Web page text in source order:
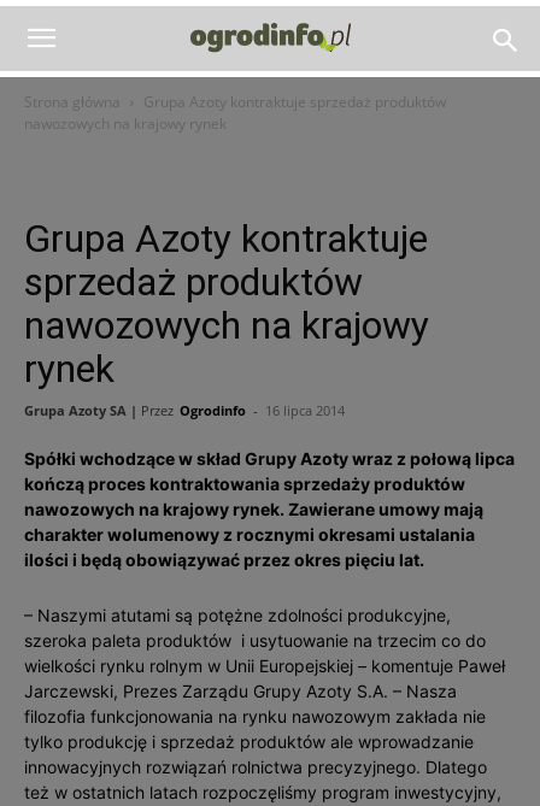
Strona główna
Grupa Azoty kontraktuje sprzedaż produktów
nawozowych na krajowy rynek
Grupa Azoty kontraktuje
sprzedaż produktów
nawozowych na krajowy
rynek
Grupa Azoty SA | Przez Ogrodinfo - 16 lipca 2014
Spółki wchodzące w skład Grupy Azoty wraz z połową lipca
kończą proces kontraktowania sprzedaży produktów
nawozowych na krajowy rynek. Zawierane umowy mają
charakter wolumenowy z rocznymi okresami ustalania
ilości i będą obowiązywać przez okres pięciu lat.
– Naszymi atutami są potężne zdolności produkcyjne,
szeroka paleta produktów i usytuowanie na trzecim co do
wielkości rynku rolnym w Unii Europejskiej – komentuje Paweł
Jarczewski, Prezes Zarządu Grupy Azoty S.A. – Nasza
filozofia funkcjonowania na rynku nawozowym zakłada nie
tylko produkcję i sprzedaż produktów ale wprowadzanie
innowacyjnych rozwiązań rolnictwa precyzyjnego. Dlatego
też w ostatnich latach rozpoczęliśmy program inwestycyjny,